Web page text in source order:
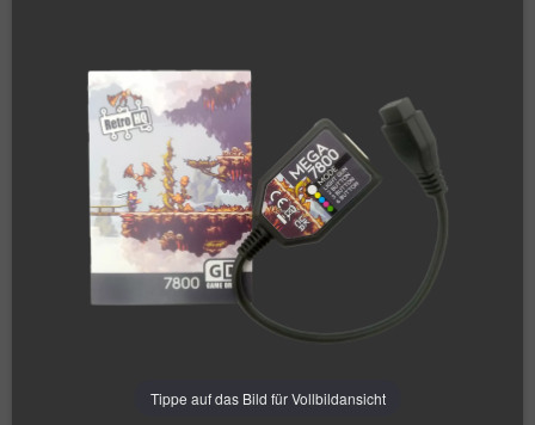
Tippe auf das Bild für Vollbildansicht